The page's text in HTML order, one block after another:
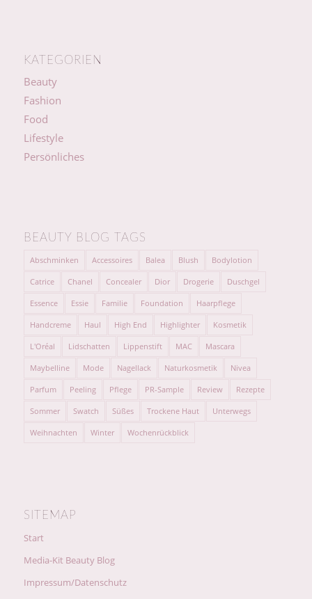
KATEGORIEN
Beauty
Fashion
Food
Lifestyle
Persönliches
BEAUTY BLOG TAGS
Abschminken Accessoires Balea Blush Bodylotion
Catrice Chanel Concealer Dior Drogerie Duschgel
Essence Essie Familie Foundation Haarpflege
Handcreme Haul High End Highlighter Kosmetik
L'Oréal Lidschatten Lippenstift MAC Mascara
Maybelline Mode Nagellack Naturkosmetik Nivea
Parfum Peeling Pflege PR-Sample Review Rezepte
Sommer Swatch Süßes Trockene Haut Unterwegs
Weihnachten Winter Wochenrückblick
SITEMAP
Start
Media-Kit Beauty Blog
Impressum/Datenschutz